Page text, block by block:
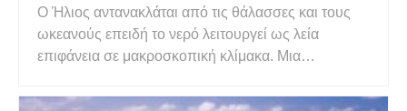
Ο Ήλιος αντανακλάται από τις θάλασσες και τους
ωκεανούς επειδή το νερό λειτουργεί ως λεία
επιφάνεια σε μακροσκοπική κλίμακα. Μια
αντανακλά τον ήλιο σε διαφορετικές γωνίες,